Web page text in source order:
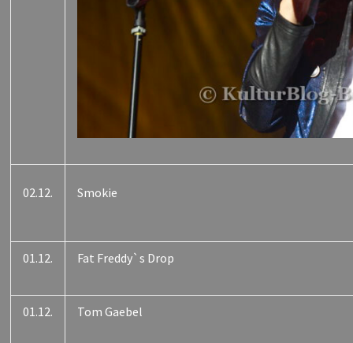
02.12. Smokie
01.12. Fat Freddy`s Drop
01.12. Tom Gaebel